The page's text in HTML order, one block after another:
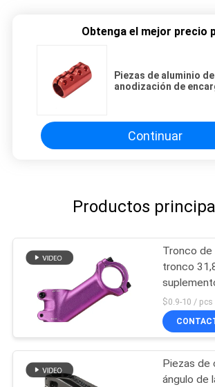
Obtenga el mejor precio
Piezas de aluminio de
anodización de
Continuar
Productos
Tronco de
tronco
manillar de
$0.9-10 / pcs
Piezas de
ángulo de